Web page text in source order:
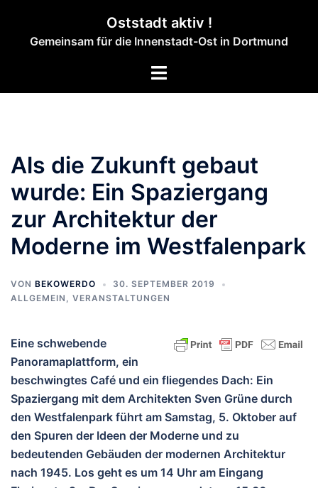
springen
Oststadt aktiv !
Gemeinsam für die Innenstadt-Ost in Dortmund
Menü
Als die Zukunft gebaut
wurde: Ein Spaziergang
zur Architektur der
Moderne im Westfalenpark
VON BEKOWERDO
30. SEPTEMBER 2019
ALLGEMEIN , VERANSTALTUNGEN
Eine schwebende
Panoramaplattform, ein
beschwingtes Café und ein fliegendes Dach: Ein
Spaziergang mit dem Architekten Sven Grüne durch
den Westfalenpark führt am Samstag, 5. Oktober auf
den Spuren der Ideen der Moderne und zu
bedeutenden Gebäuden der modernen Architektur
nach 1945. Los geht es um 14 Uhr am Eingang